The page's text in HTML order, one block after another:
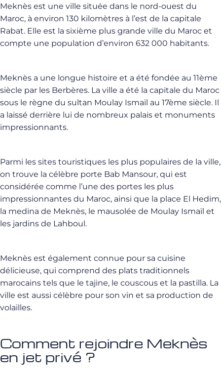
Meknès est une ville située dans le nord-ouest du
Maroc, à environ 130 kilomètres à l’est de la capitale
Rabat. Elle est la sixième plus grande ville du Maroc et
compte une population d’environ 632 000 habitants.
Meknès a une longue histoire et a été fondée au 11ème
siècle par les Berbères. La ville a été la capitale du Maroc
sous le règne du sultan Moulay Ismaïl au 17ème siècle. Il
a laissé derrière lui de nombreux palais et monuments
impressionnants.
Parmi les sites touristiques les plus populaires de la ville,
on trouve la célèbre porte Bab Mansour, qui est
considérée comme l’une des portes les plus
impressionnantes du Maroc, ainsi que la place El Hedim,
la medina de Meknès, le mausolée de Moulay Ismaïl et
les jardins de Lahboul.
Meknès est également connue pour sa cuisine
délicieuse, qui comprend des plats traditionnels
marocains tels que le tajine, le couscous et la pastilla. La
ville est aussi célèbre pour son vin et sa production de
volailles.
Comment rejoindre Meknès
en jet privé ?